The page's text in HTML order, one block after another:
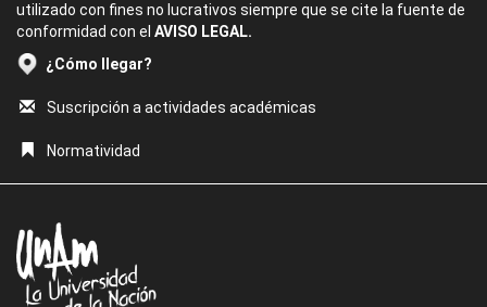
utilizado con fines no lucrativos siempre que se cite la fuente de
conformidad con el AVISO LEGAL.
¿Cómo llegar?
Suscripción a actividades académicas
Normatividad